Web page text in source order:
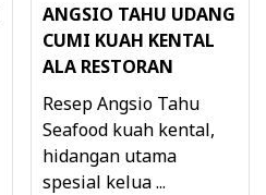
ANGSIO TAHU UDANG
CUMI KUAH KENTAL
ALA RESTORAN
Resep Angsio Tahu
Seafood kuah kental,
hidangan utama
spesial kelua ...